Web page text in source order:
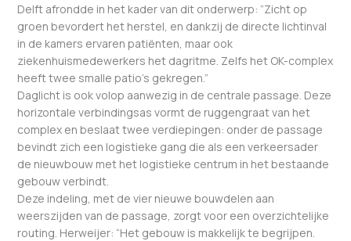
Delft afrondde in het kader van dit onderwerp: ”Zicht op
groen bevordert het herstel, en dankzij de directe lichtinval
in de kamers ervaren patiënten, maar ook
ziekenhuismedewerkers het dagritme. Zelfs het OK-complex
heeft twee smalle patio’s gekregen.”
Daglicht is ook volop aanwezig in de centrale passage. Deze
horizontale verbindingsas vormt de ruggengraat van het
complex en beslaat twee verdiepingen: onder de passage
bevindt zich een logistieke gang die als een verkeersader
de nieuwbouw met het logistieke centrum in het bestaande
gebouw verbindt.
Deze indeling, met de vier nieuwe bouwdelen aan
weerszijden van de passage, zorgt voor een overzichtelijke
routing. Herweijer: “Het gebouw is makkelijk te begrijpen.